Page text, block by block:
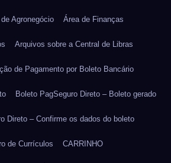
Agronegócio Área de Finanças
Arquivos sobre a Central de Libras
de Pagamento por Boleto Bancário
Boleto PagSeguro Direto – Boleto gerado
Direto – Confirme os dados do boleto
de Currículos CARRINHO